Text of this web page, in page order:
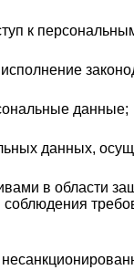
к
данные;
данных,
в области
соблюдения